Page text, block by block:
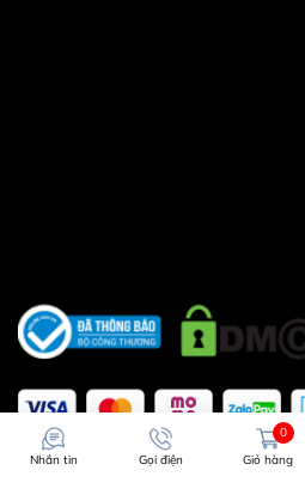
Nhắn tin Gọi điện
0
Giỏ hàng